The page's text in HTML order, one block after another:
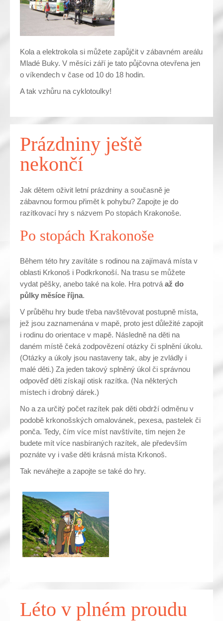
Kola a elektrokola si můžete zapůjčit v zábavném areálu
Mladé Buky. V měsíci září je tato půjčovna otevřena jen
o víkendech v čase od 10 do 18 hodin.
A tak vzhůru na cyklotoulky!
Prázdniny ještě
nekončí
Jak dětem oživit letní prázdniny a současně je
zábavnou formou přimět k pohybu? Zapojte je do
razítkovací hry s názvem Po stopách Krakonoše.
Po stopách Krakonoše
Během této hry zavítáte s rodinou na zajímavá místa v
oblasti Krkonoš i Podkrkonoší. Na trasu se můžete
vydat pěšky, anebo také na kole. Hra potrvá až do
půlky měsíce října.
V průběhu hry bude třeba navštěvovat postupně místa,
jež jsou zaznamenána v mapě, proto jest důležité zapojit
i rodinu do orientace v mapě. Následně na děti na
daném místě čeká zodpovězení otázky či splnění úkolu.
(Otázky a úkoly jsou nastaveny tak, aby je zvládly i
malé děti.) Za jeden takový splněný úkol či správnou
odpověď děti získají otisk razítka. (Na některých
místech i drobný dárek.)
No a za určitý počet razítek pak děti obdrží odměnu v
podobě krkonošských omalovánek, pexesa, pastelek či
ponča. Tedy, čím více míst navštívíte, tím nejen že
budete mít více nasbíraných razítek, ale především
poznáte vy i vaše děti krásná místa Krkonoš.
Tak neváhejte a zapojte se také do hry.
Léto v plném proudu